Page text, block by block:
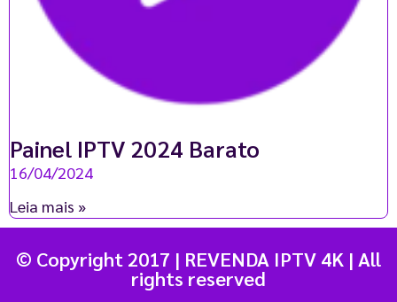
Painel IPTV 2024 Barato
16/04/2024
Leia mais »
© Copyright 2017 | REVENDA IPTV 4K | All
rights reserved